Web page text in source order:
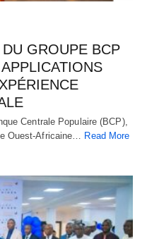
GROUPE BCP
Centrale Populaire (BCP),
Ouest-Africaine… Read More